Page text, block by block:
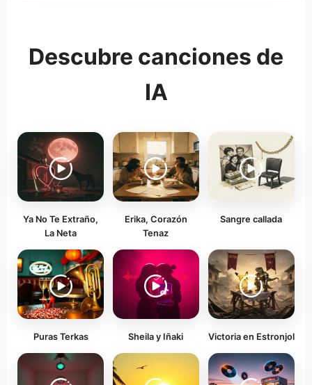
Descubre canciones de
IA
Ya No Te Extraño,
La Neta
Erika, Corazón
Tenaz
Sangre callada
Puras Terkas Sheila y Iñaki Victoria en Estronjol